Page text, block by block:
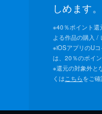
しめます。
※40％ポイント還
よる作品の購入 /
※iOSアプリのU
は、20％のポイン
※還元の対象外と
くはこちらをご確